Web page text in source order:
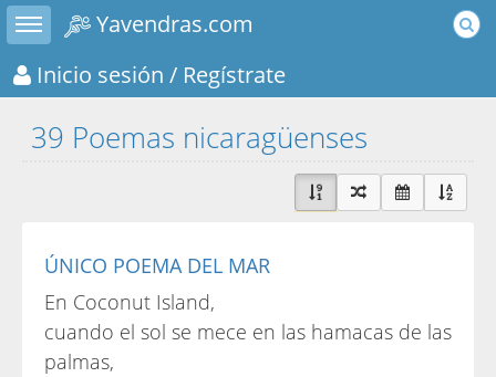
Toggle sidebar
Yavendras.com
Inicio sesión / Regístrate
39 Poemas nicaragüenses
ÚNICO POEMA DEL MAR
En Coconut Island,
cuando el sol se mece en las hamacas de las
palmas,